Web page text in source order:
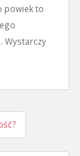
powiek to
Wystarczy